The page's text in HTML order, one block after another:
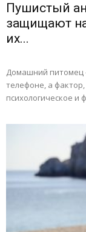
Пушистый
защищают
их...
Домашний питомец
телефоне, а
психологическое и